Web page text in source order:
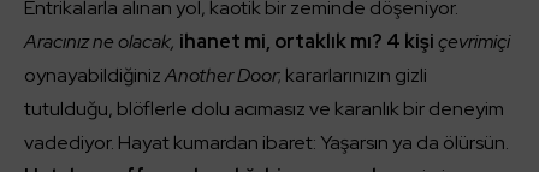
Entrikalarla alınan yol, kaotik bir zeminde döşeniyor.
Aracınız ne olacak, ihanet mi, ortaklık mı? 4 kişiçevrimiçi
oynayabildiğinizAnother Door; kararlarınızın gizli
tutulduğu, blöflerle dolu acımasız ve karanlık bir deneyim
vadediyor. Hayat kumardan ibaret: Yaşarsın ya da ölürsün.